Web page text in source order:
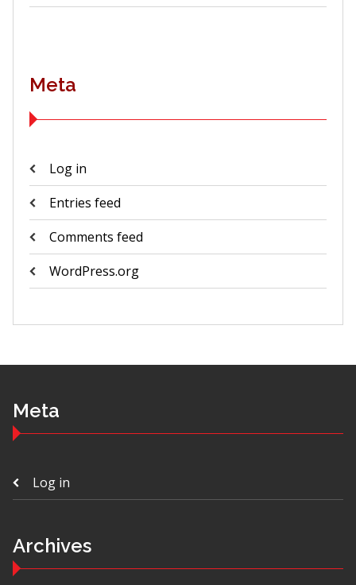
Meta
Log in
Entries feed
Comments feed
WordPress.org
Meta
Log in
Archives